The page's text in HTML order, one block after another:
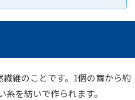
維のことです。1個の繭から約
を紡いで作られます。